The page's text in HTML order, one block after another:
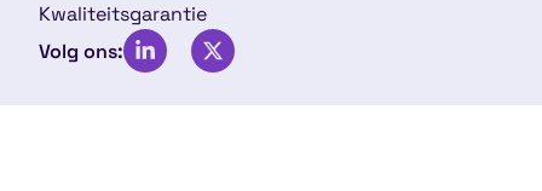
Kwaliteitsgarantie
Volg ons: